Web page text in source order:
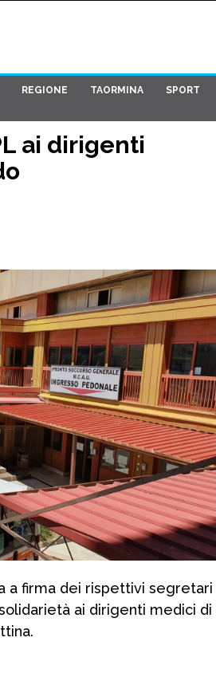
REGIONE TAORMINA SPORT
ai dirigenti
a firma dei rispettivi segretari
ai dirigenti medici di